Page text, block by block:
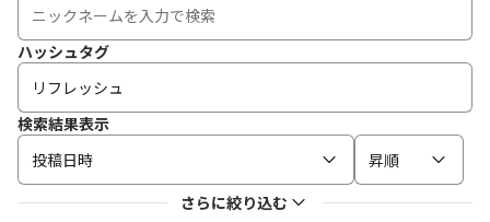
ハッシュタグ
検索結果表示
投稿日時
昇順
さらに絞り込む